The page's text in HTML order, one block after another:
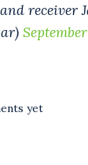
receiver
yet